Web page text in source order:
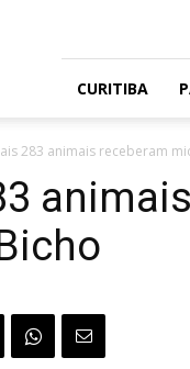
CURITIBA
283 animais receberam